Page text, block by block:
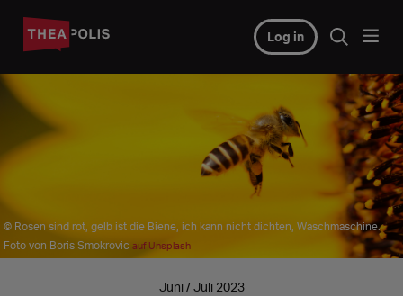
Log in
© Rosen sind rot, gelb ist die Biene, ich kann nicht dichten, Waschmaschine.
Foto von Boris Smokrovic auf Unsplash
Juni / Juli 2023